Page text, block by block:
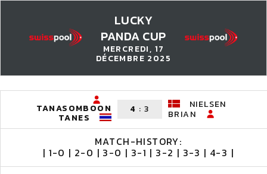
LUCKY
PANDA CUP
MERCREDI, 17
DÉCEMBRE 2025
TANASOMBOON
TANES
4 :3
NIELSEN
BRIAN
MATCH-HISTORY:
| 1-0 | 2-0 | 3-0 | 3-1 | 3-2 | 3-3 | 4-3 |